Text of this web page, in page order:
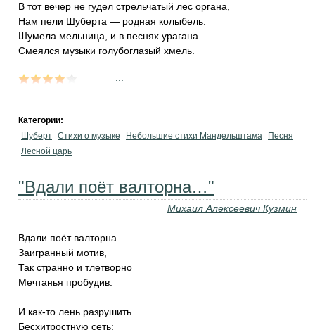
В тот вечер не гудел стрельчатый лес органа,
Нам пели Шуберта — родная колыбель.
Шумела мельница, и в песнях урагана
Смеялся музыки голубоглазый хмель.
Категории:
Шуберт Стихи о музыке Небольшие стихи Мандельштама
Песня
Лесной царь
"Вдали поёт валторна…"
Михаил Алексеевич Кузмин
Вдали поёт валторна
Заигранный мотив,
Так странно и тлетворно
Мечтанья пробудив.
И как-то лень разрушить
Бесхитростную сеть: